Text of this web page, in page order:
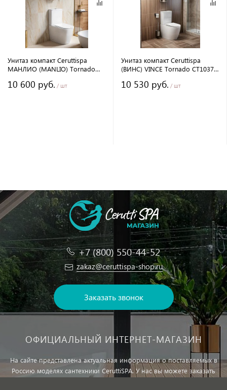
Унитаз компакт Ceruttispa
МАНЛИО (MANLIO) Tornado
безободковый с микролифтом
10 600 руб. / шт
Унитаз компакт Ceruttispa
(ВИНС) VINCE Tornado CT10373
микролифтом и
10 530 руб. / шт
+7 (800) 550-44-52
zakaz@ceruttispa-shop.ru
Заказать звонок
ОФИЦИАЛЬНЫЙ ИНТЕРНЕТ-МАГАЗИН
На сайте представлена актуальная информация о поставляемых в
Россию моделях сантехники CeruttiSPA. У нас вы можете заказать